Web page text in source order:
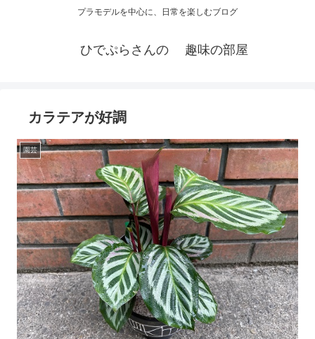
プラモデルを中心に、日常を楽しむブログ
ひでぷらさんの 趣味の部屋
カラテアが好調
園芸